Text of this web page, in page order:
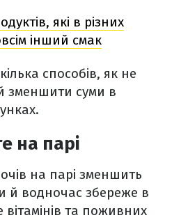
які в різних
інший смак
способів, як не
зменшити суми в
на парі
на парі зменшить
й водночас збереже в
вітамінів та поживних